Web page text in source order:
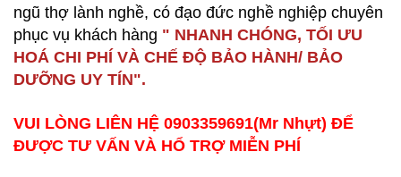
ngũ thợ lành nghề, có đạo đức nghề nghiệp chuyên
phục vụ khách hàng " NHANH CHÓNG, TỐI ƯU
HOÁ CHI PHÍ VÀ CHẾ ĐỘ BẢO HÀNH/ BẢO
DƯỠNG UY TÍN".
VUI LÒNG LIÊN HỆ 0903359691(Mr Nhựt) ĐỂ
ĐƯỢC TƯ VẤN VÀ HỔ TRỢ MIỄN PHÍ